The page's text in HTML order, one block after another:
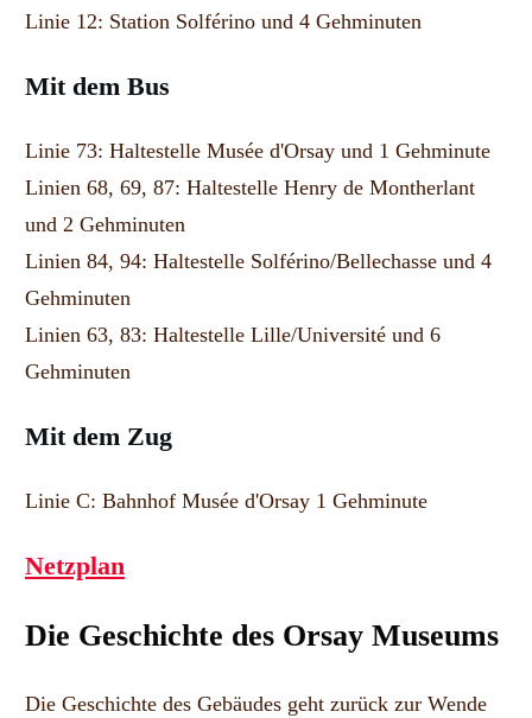
Linie 12: Station Solférino und 4 Gehminuten
Mit dem Bus
Linie 73: Haltestelle Musée d'Orsay und 1 Gehminute
Linien 68, 69, 87: Haltestelle Henry de Montherlant
und 2 Gehminuten
Linien 84, 94: Haltestelle Solférino/Bellechasse und 4
Gehminuten
Linien 63, 83: Haltestelle Lille/Université und 6
Gehminuten
Mit dem Zug
Linie C: Bahnhof Musée d'Orsay 1 Gehminute
Netzplan
Die Geschichte des Orsay Museums
Die Geschichte des Gebäudes geht zurück zur Wende